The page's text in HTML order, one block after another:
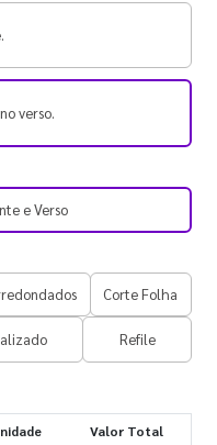
verso.
e Verso
Corte Folha
Refile
Valor Total